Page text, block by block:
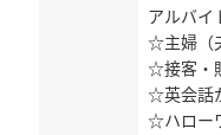
アルバイ
☆主婦（
☆接客・
☆英会話
☆ハロー